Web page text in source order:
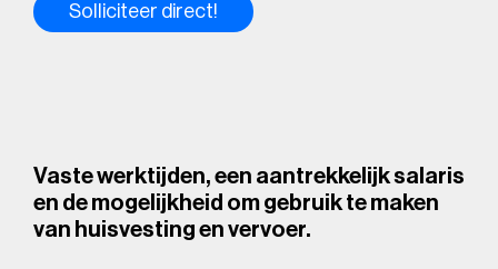
Solliciteer direct!
Vaste werktijden, een aantrekkelijk salaris
en de mogelijkheid om gebruik te maken
van huisvesting en vervoer.